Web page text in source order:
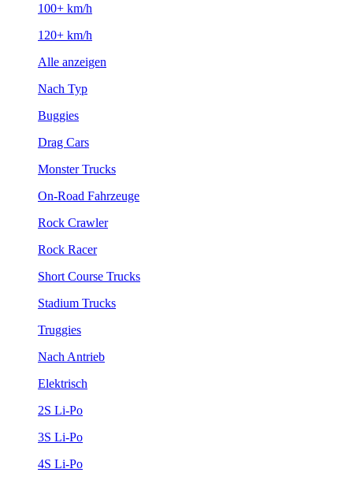
100+ km/h
120+ km/h
Alle anzeigen
Nach Typ
Buggies
Drag Cars
Monster Trucks
On-Road Fahrzeuge
Rock Crawler
Rock Racer
Short Course Trucks
Stadium Trucks
Truggies
Nach Antrieb
Elektrisch
2S Li-Po
3S Li-Po
4S Li-Po